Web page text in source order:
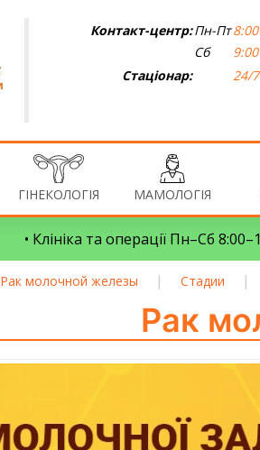
Контакт-центр:Пн-Пт
Сб
Стаціонар:
24/7
ГІНЕКОЛОГІЯ МАМОЛОГІЯ
• Клініка та операції Пн–Сб
Рак молочной железы | Стадии |
Рак